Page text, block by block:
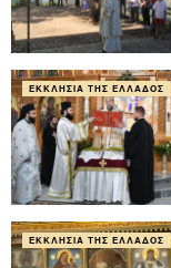
ΕΚΚΛΗΣΊΑ ΤΗΣ ΕΛΛΆΔΟΣ
ΕΚΚΛΗΣΊΑ ΤΗΣ ΕΛΛΆΔΟΣ